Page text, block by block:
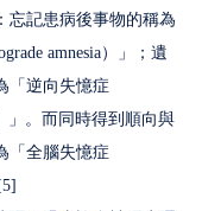
記患病後事物的稱為
amnesia）」；遺
「逆向失憶症
」。而同時得到順向與
「全腦失憶症